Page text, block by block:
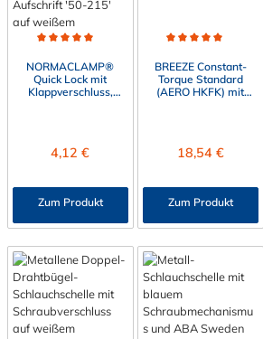
NORMACLAMP®
Quick Lock mit
Klappverschluss,
Regulärer Preis:
4,12 €
Zum Produkt
BREEZE Constant-
Torque Standard
(AERO HKFK) mit
Regulärer Preis:
18,54 €
Zum Produkt